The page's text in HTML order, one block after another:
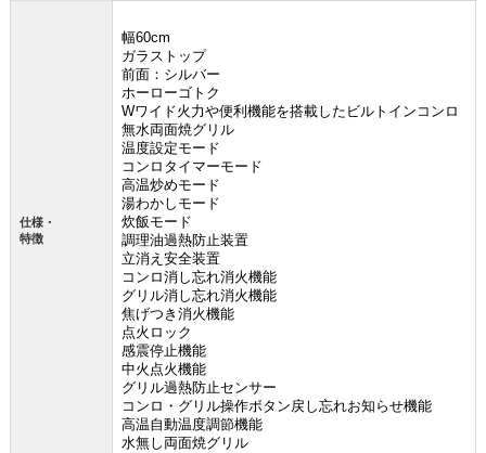
仕様・
特徴
幅60cm
ガラストップ
前面：シルバー
ホーローゴトク
Wワイド火力や便利機能を搭載したビルトインコンロ
無水両面焼グリル
温度設定モード
コンロタイマーモード
高温炒めモード
湯わかしモード
炊飯モード
調理油過熱防止装置
立消え安全装置
コンロ消し忘れ消火機能
グリル消し忘れ消火機能
焦げつき消火機能
点火ロック
感震停止機能
中火点火機能
グリル過熱防止センサー
コンロ・グリル操作ボタン戻し忘れお知らせ機能
高温自動温度調節機能
水無し両面焼グリル